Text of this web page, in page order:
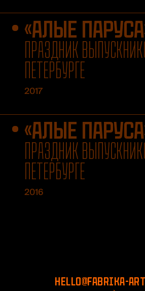
«АЛЫЕ
ПРАЗДНИК
ПЕТЕРБУРГЕ
2017
«АЛЫЕ
ПРАЗДНИК
ПЕТЕРБУРГЕ
2016
hello@fabrika-